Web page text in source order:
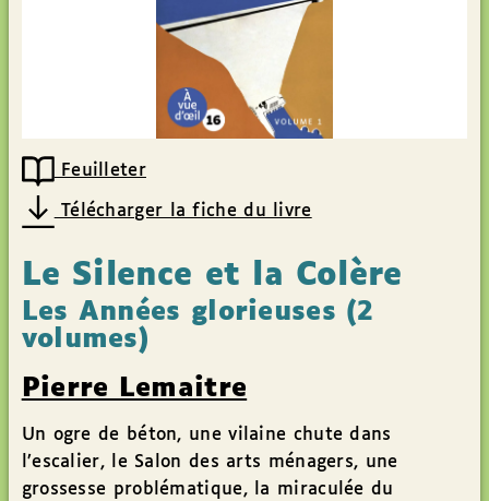
Feuilleter
Télécharger la fiche du livre
Le Silence et la Colère
Les Années glorieuses (2
volumes)
Pierre Lemaitre
Un ogre de béton, une vilaine chute dans
l’escalier, le Salon des arts ménagers, une
grossesse problématique, la miraculée du